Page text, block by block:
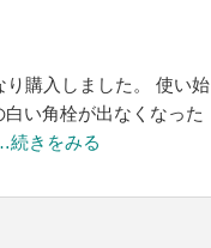
り購入しました。 使い始
い角栓が出なくなった
続きをみる